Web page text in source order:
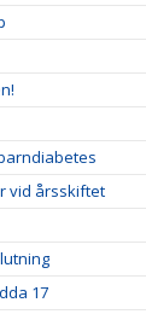
vid årsskiftet
17